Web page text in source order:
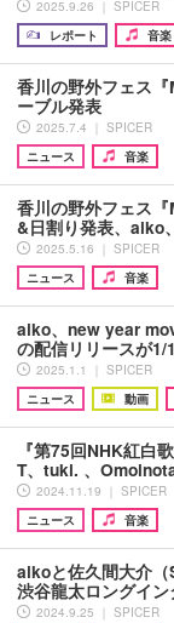
2025.9.26 ｜ SPICER
レポート
音楽
香川の野外フェス
ーブル発表
2025.7.4 ｜ SPICER
ニュース
音楽
香川の野外フェス
&日割り発表、aiko
2025.5.16 ｜ SPICER
ニュース
音楽
aiko、new year
の配信リリースが1/
2025.1.1 ｜ SPICER
ニュース
動画
『第75回NHK紅
T、tuki. 、
2024.11.19 ｜ SPICER
ニュース
音楽
aikoと佐久間大介
渋谷龍太ロングイ
2024.9.25 ｜ SPICER